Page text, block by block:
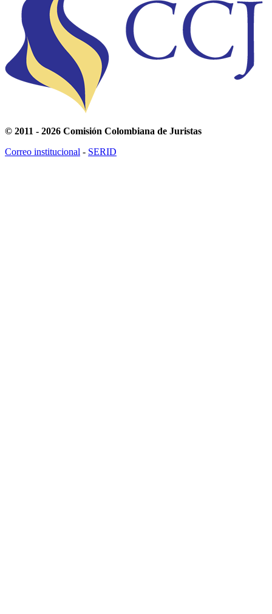
© 2011 - 2026 Comisión Colombiana de Juristas
Correo institucional - SERID